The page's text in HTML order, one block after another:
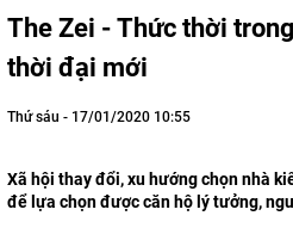
The Zei - Thức thời
thời đại mới
Thứ sáu - 17/01/2020 10:55
Xã hội thay đổi, xu hướng chọn nhà
để lựa chọn được căn hộ lý tưởng,